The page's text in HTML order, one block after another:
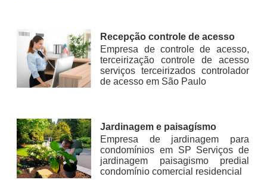
Recepção controle de acesso
Empresa de controle de acesso,
terceirização controle de acesso
serviços terceirizados controlador
de acesso em São Paulo
Jardinagem e paisagísmo
Empresa de jardinagem para
condomínios em SP Serviços de
jardinagem paisagismo predial
condomínio comercial residencial